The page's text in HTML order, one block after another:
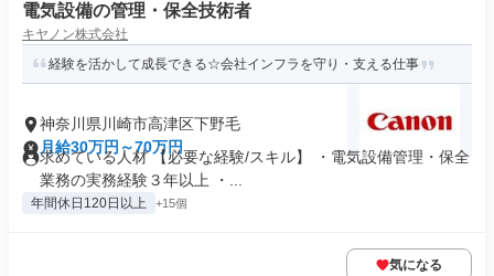
電気設備の管理・保全技術者
キヤノン株式会社
経験を活かして成長できる☆会社インフラを守り・支える仕事
神奈川県川崎市高津区下野毛
月給30万円～70万円
求めている人材 【必要な経験/スキル】 ・電気設備管理・保全
業務の実務経験３年以上 ・...
年間休日120日以上 +15個
気になる